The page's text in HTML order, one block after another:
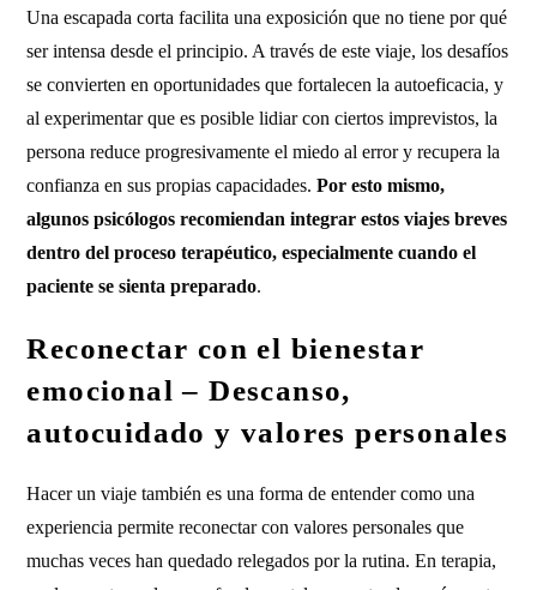
Una escapada corta facilita una exposición que no tiene por qué
ser intensa desde el principio. A través de este viaje, los desafíos
se convierten en oportunidades que fortalecen la autoeficacia, y
al experimentar que es posible lidiar con ciertos imprevistos, la
persona reduce progresivamente el miedo al error y recupera la
confianza en sus propias capacidades.Por esto mismo,
algunos psicólogos recomiendan integrar estos viajes breves
dentro del proceso terapéutico, especialmente cuando el
paciente se sienta preparado.
Reconectar con el bienestar
emocional – Descanso,
autocuidado y valores personales
Hacer un viaje también es una forma de entender como una
experiencia permite reconectar con valores personales que
muchas veces han quedado relegados por la rutina. En terapia,